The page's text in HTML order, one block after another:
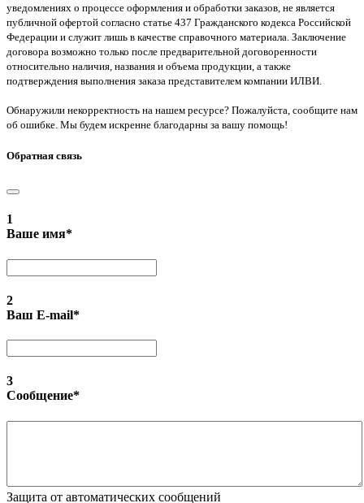
уведомлениях о процессе оформления и обработки заказов, не является
публичной офертой согласно статье 437 Гражданского кодекса Российской
Федерации и служит лишь в качестве справочного материала. Заключение
договора возможно только после предварительной договоренности
относительно наличия, названия и объема продукции, а также
подтверждения выполнения заказа представителем компании ИЛВИ.
Обнаружили некорректность на нашем ресурсе? Пожалуйста, сообщите нам
об ошибке. Мы будем искренне благодарны за вашу помощь!
Обратная связь
1
Ваше имя*
2
Ваш E-mail*
3
Сообщение*
Защита от автоматических сообщений